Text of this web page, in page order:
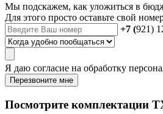
Мы подскажем, как уложиться в
Для этого просто оставьте свой
+7 (921)
Я даю согласие на обработку
Перезвоните мне
Посмотрите комплектации